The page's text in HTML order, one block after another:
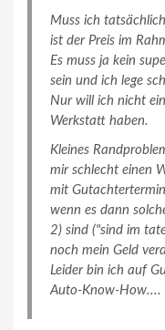
Muss ich
ist der Preis im
Es muss ja kein
sein und ich lege
Nur will ich nicht
Werkstatt haben.
Kleines
mir schlecht einen
mit
wenn es dann
2) sind ("sind im
noch mein Geld
Leider bin ich auf
Auto-Know-How....